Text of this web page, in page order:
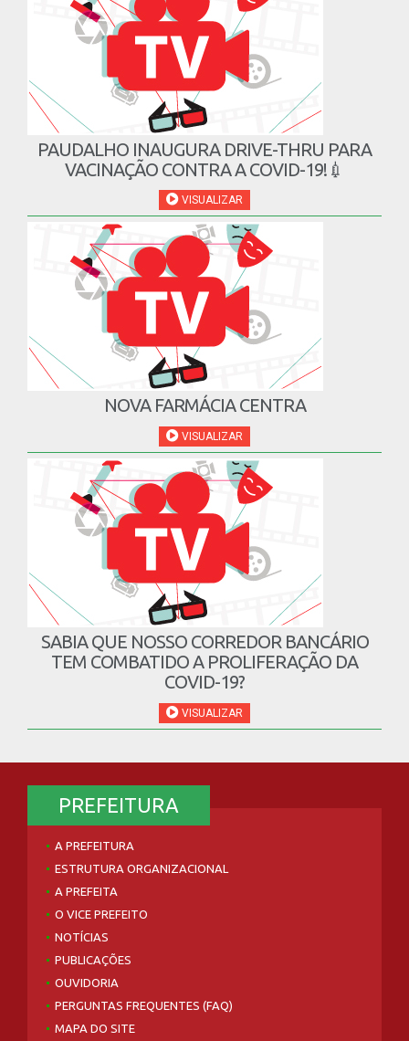
PAUDALHO INAUGURA DRIVE-THRU PARA
VACINAÇÃO CONTRA A COVID-19!💉
VISUALIZAR
NOVA FARMÁCIA CENTRA
VISUALIZAR
SABIA QUE NOSSO CORREDOR BANCÁRIO
TEM COMBATIDO A PROLIFERAÇÃO DA
COVID-19?
VISUALIZAR
PREFEITURA
O VICE PREFEITO
NOTÍCIAS
PUBLICAÇÕES
OUVIDORIA
PERGUNTAS FREQUENTES (FAQ)
MAPA DO SITE
SITES E PORTAIS
PORTAL DA TRANSPARÊNCIA